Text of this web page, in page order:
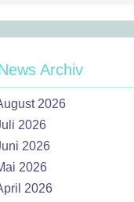
Archiv
2026
2026
2026
2026
2026